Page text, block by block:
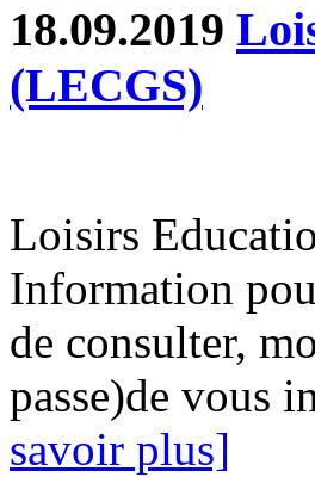
18.09.2019
(LECGS)
Loisirs
Information
de consulter,
passe)de vous
savoir plus]